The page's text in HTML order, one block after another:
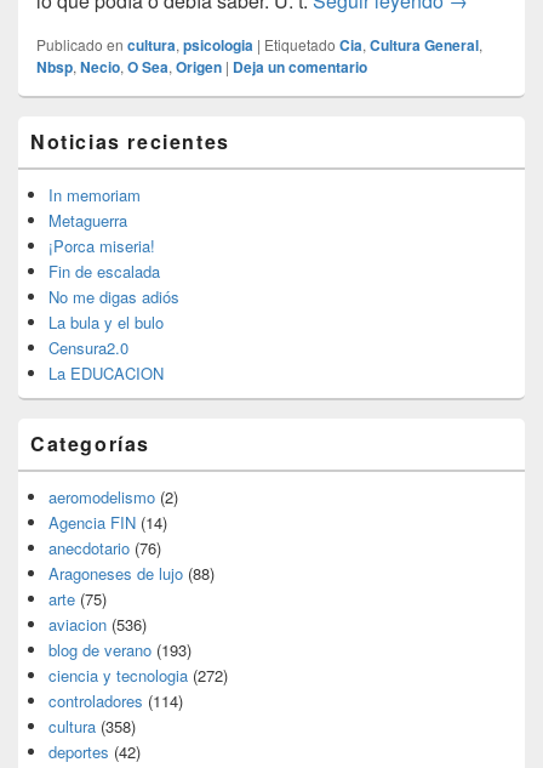
Publicado en cultura, psicologia | Etiquetado Cia, Cultura General,
Nbsp, Necio, O Sea, Origen | Deja un comentario
área
de
widget
barra
lateral
primaria
Noticias recientes
In memoriam
Metaguerra
¡Porca miseria!
Fin de escalada
No me digas adiós
La bula y el bulo
Censura2.0
La EDUCACION
Categorías
aeromodelismo (2)
Agencia FIN (14)
anecdotario (76)
Aragoneses de lujo (88)
arte (75)
aviacion (536)
blog de verano (193)
ciencia y tecnologia (272)
controladores (114)
cultura (358)
deportes (42)